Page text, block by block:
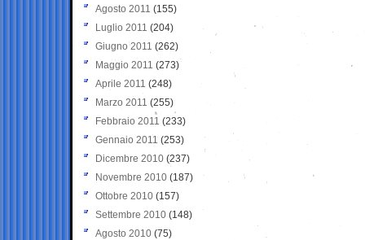
Agosto 2011 (155)
Luglio 2011 (204)
Giugno 2011 (262)
Maggio 2011 (273)
Aprile 2011 (248)
Marzo 2011 (255)
Febbraio 2011 (233)
Gennaio 2011 (253)
Dicembre 2010 (237)
Novembre 2010 (187)
Ottobre 2010 (157)
Settembre 2010 (148)
Agosto 2010 (75)